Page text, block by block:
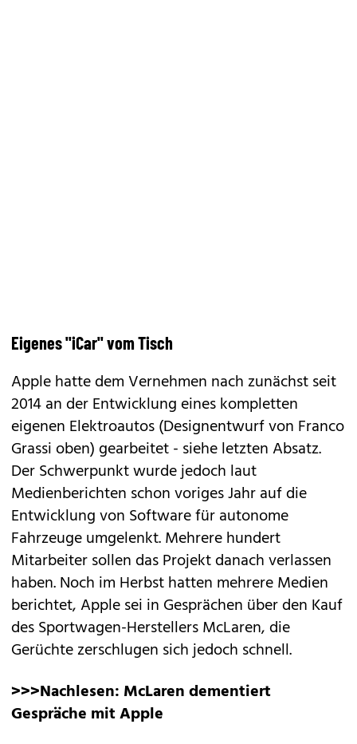
Eigenes "iCar" vom Tisch
Apple hatte dem Vernehmen nach zunächst seit
2014 an der Entwicklung eines kompletten
eigenen Elektroautos (Designentwurf von Franco
Grassi oben) gearbeitet - siehe letzten Absatz.
Der Schwerpunkt wurde jedoch laut
Medienberichten schon voriges Jahr auf die
Entwicklung von Software für autonome
Fahrzeuge umgelenkt. Mehrere hundert
Mitarbeiter sollen das Projekt danach verlassen
haben. Noch im Herbst hatten mehrere Medien
berichtet, Apple sei in Gesprächen über den Kauf
des Sportwagen-Herstellers McLaren, die
Gerüchte zerschlugen sich jedoch schnell.
>>>Nachlesen: McLaren dementiert
Gespräche mit Apple